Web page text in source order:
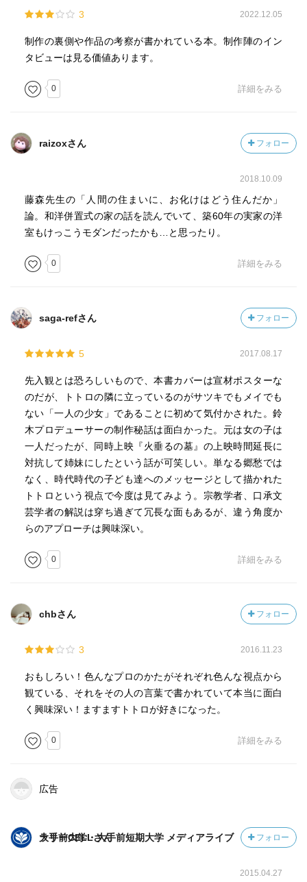
外的には離れ、内的には同じ次元の中にいる。無時間制。
■藤森照信。トタン葺き屋根は１９６０年代に始まったやり
方で、日本の農村の緩慢な死を告げる合図だった。住まい
は、自分の内面の、言葉と意識の届かぬ底の建築。役所学
校オフィス銀行教会神社を意識の建築というなら、住まい
た。少し上流の、なんとなくの洋館。ススワタリは天井
■大塚英志。トトロと火垂るは併映。互いに互いの批評にな
っている。兄あるいは姉と妹。父は不在ないし不在がち。
母は病気がち。火垂るでは母は死に、トトロでは回復の予
感。火垂るでは妹を守れず、トトロでは迷子になっても無
は兄が櫛で髪を梳く。トトロではマックロクロスケをパチ
突き詰めると、火垂るは死のある世界、トトロは死のない
世界。だが排除されたからこそ、またトトロ→火垂ると見
供がちゃんと大人に守られている世界。高畑勲はトトロと
は違う方法で、ある種のファンタジーや寓話を描こうとし
ている。アニメーションでは、分解、分析、抽象、再構
成、総合具象化して、再印象させる、と。これはロシアア
ヴァンギャルドや未来派・構成派。トトロで宮崎駿が執筆
したのは、「走る」という運動の抽象化と再具象化。サツ
キは、陰影を内面に持っているが、でもいまは、すぐ走り
たがる脚とキラキラした感受性のままに生きている。走る
のはサツキの内面の表象であり、現在の本質。内面は身体
によって表現されるのだ。火垂るでは走るという行為を奪
われている。トトロは、１、ひとりでいるときにやってく
安心する。ウィニコットは移行対象と呼び、シュルツのス
る世界を描き、高畑勲はトトロのいない世界を描く。ライ
ナスの毛布は大人になる中で、きちんと忘れられなくては
サツキは登場しない。サツキは魔女の宅急便へ。
3 2022.12.05
制作の裏側や作品の考察が書かれている本。制作陣のイン
タビューは見る価値あります。
0 詳細をみる
raizoxさん フォロー
2018.10.09
藤森先生の「人間の住まいに、お化けはどう住んだか」
論。和洋併置式の家の話を読んでいて、築60年の実家の洋
室もけっこうモダンだったかも…と思ったり。
0 詳細をみる
saga-refさん フォロー
5 2017.08.17
先入観とは恐ろしいもので、本書カバーは宣材ポスターな
のだが、トトロの隣に立っているのがサツキでもメイでも
ない「一人の少女」であることに初めて気付かされた。鈴
木プロデューサーの制作秘話は面白かった。元は女の子は
一人だったが、同時上映『火垂るの墓』の上映時間延長に
対抗して姉妹にしたという話が可笑しい。単なる郷愁では
なく、時代時代の子ども達へのメッセージとして描かれた
トトロという視点で今度は見てみよう。宗教学者、口承文
芸学者の解説は穿ち過ぎて冗長な面もあるが、違う角度か
らのアプローチは興味深い。
0 詳細をみる
chbさん フォロー
3 2016.11.23
おもしろい！色んなプロのかたがそれぞれ色んな視点から
観ている、それをその人の言葉で書かれていて本当に面白
く興味深い！ますますトトロが好きになった。
0 詳細をみる
広告
大手前大学・大手前短期大学 メディアライブラリーCELLさん フォロー
2015.04.27